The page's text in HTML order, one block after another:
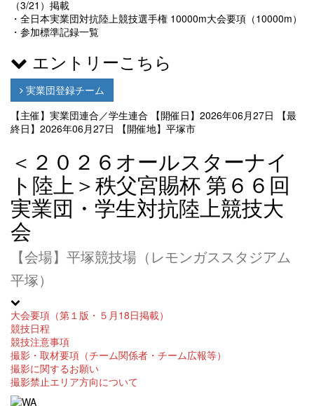
（3/21）掲載
・全日本実業団対抗陸上競技選手権 10000m大会要項（10000m）
・参加標準記録一覧
エントリーこちら
実業団登録チーム
【主催】実業団連合／学生連合
【開催日】2026年06月27日
【最
終日】2026年06月27日
【開催地】平塚市
＜２０２６オールスターナイ
ト陸上＞秩父宮賜杯 第６６回
実業団・学生対抗陸上競技大
会
【会場】平塚競技場（レモンガススタジアム
平塚）
大会要項（第１版・５月18日掲載）
競技日程
競技注意事項
撮影・取材要項（チーム関係者・チーム広報等）
撮影に関するお願い
撮影禁止エリア方向について